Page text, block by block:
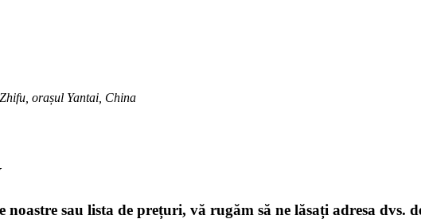
orașul Yantai, China
sau lista de prețuri, vă rugăm să ne lăsați adresa dvs.